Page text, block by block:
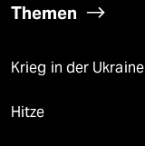
Themen
Krieg in der Ukraine
Hitze